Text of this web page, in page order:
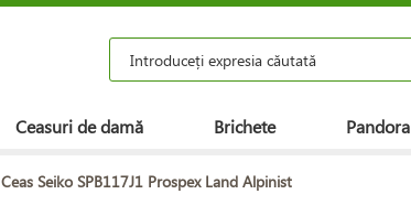
Ceasuri de damă Brichete Pandora
Ceas Seiko SPB117J1 Prospex Land Alpinist